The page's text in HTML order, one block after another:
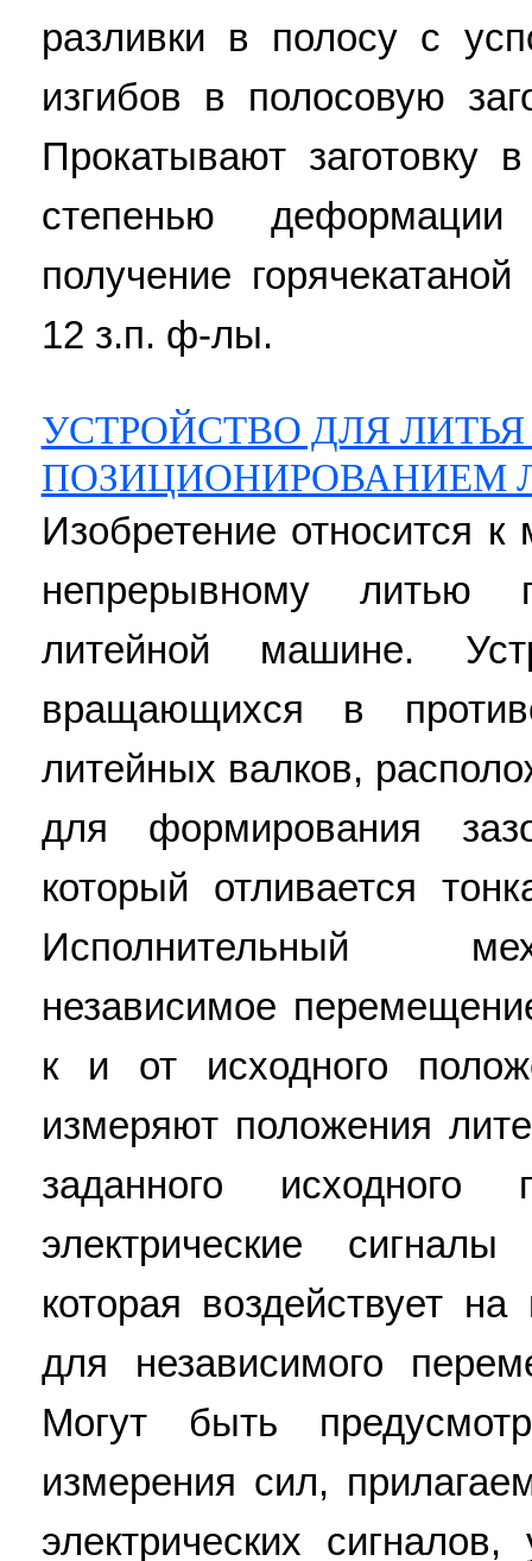
разливки в полосу с
изгибов в полосовую
Прокатывают заготовку
степенью
получение
12 з.п. ф-лы.
УСТРОЙСТВО ДЛЯ
ПОЗИЦИОНИРОВАНИЕМ
Изобретение относится к
непрерывному литью
литейной машине.
вращающихся в
литейных валков,
для формирования
который отливается
Исполнительный
независимое
к и от исходного
измеряют положения
заданного
электрические
которая воздействует
для независимого
Могут быть
измерения сил,
электрических